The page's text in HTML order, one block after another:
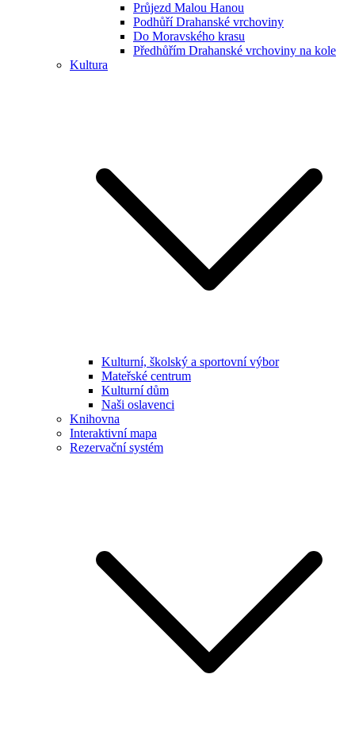
Průjezd Malou Hanou
Podhůří Drahanské vrchoviny
Do Moravského krasu
Předhůřím Drahanské vrchoviny na kole
Kultura
Kulturní, školský a sportovní výbor
Mateřské centrum
Kulturní dům
Naši oslavenci
Knihovna
Interaktivní mapa
Rezervační systém